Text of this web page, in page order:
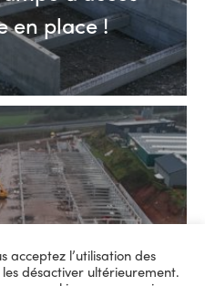
en place !
acceptez l’utilisation des
désactiver ultérieurement.